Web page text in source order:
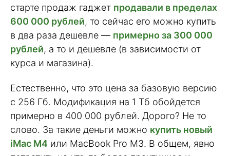
старте продаж гаджет продавали в пределах
600 000 рублей, то сейчас его можно купить
в два раза дешевле — примерно за 300 000
рублей, а то и дешевле (в зависимости от
курса и магазина).
Естественно, что это цена за базовую версию
с 256 Гб. Модификация на 1 Тб обойдется
примерно в 400 000 рублей. Дорого? Не то
слово. За такие деньги можно купить новый
iMac M4 или MacBook Pro M3. В общем, явно